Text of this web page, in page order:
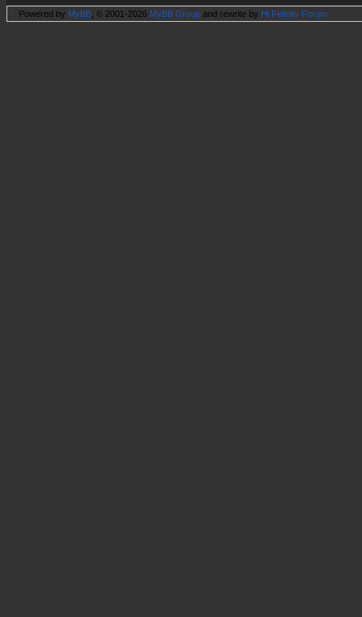
Powered by MyBB , © 2001-2026 MyBB Group and rewrite by Hi Fidelity Forum